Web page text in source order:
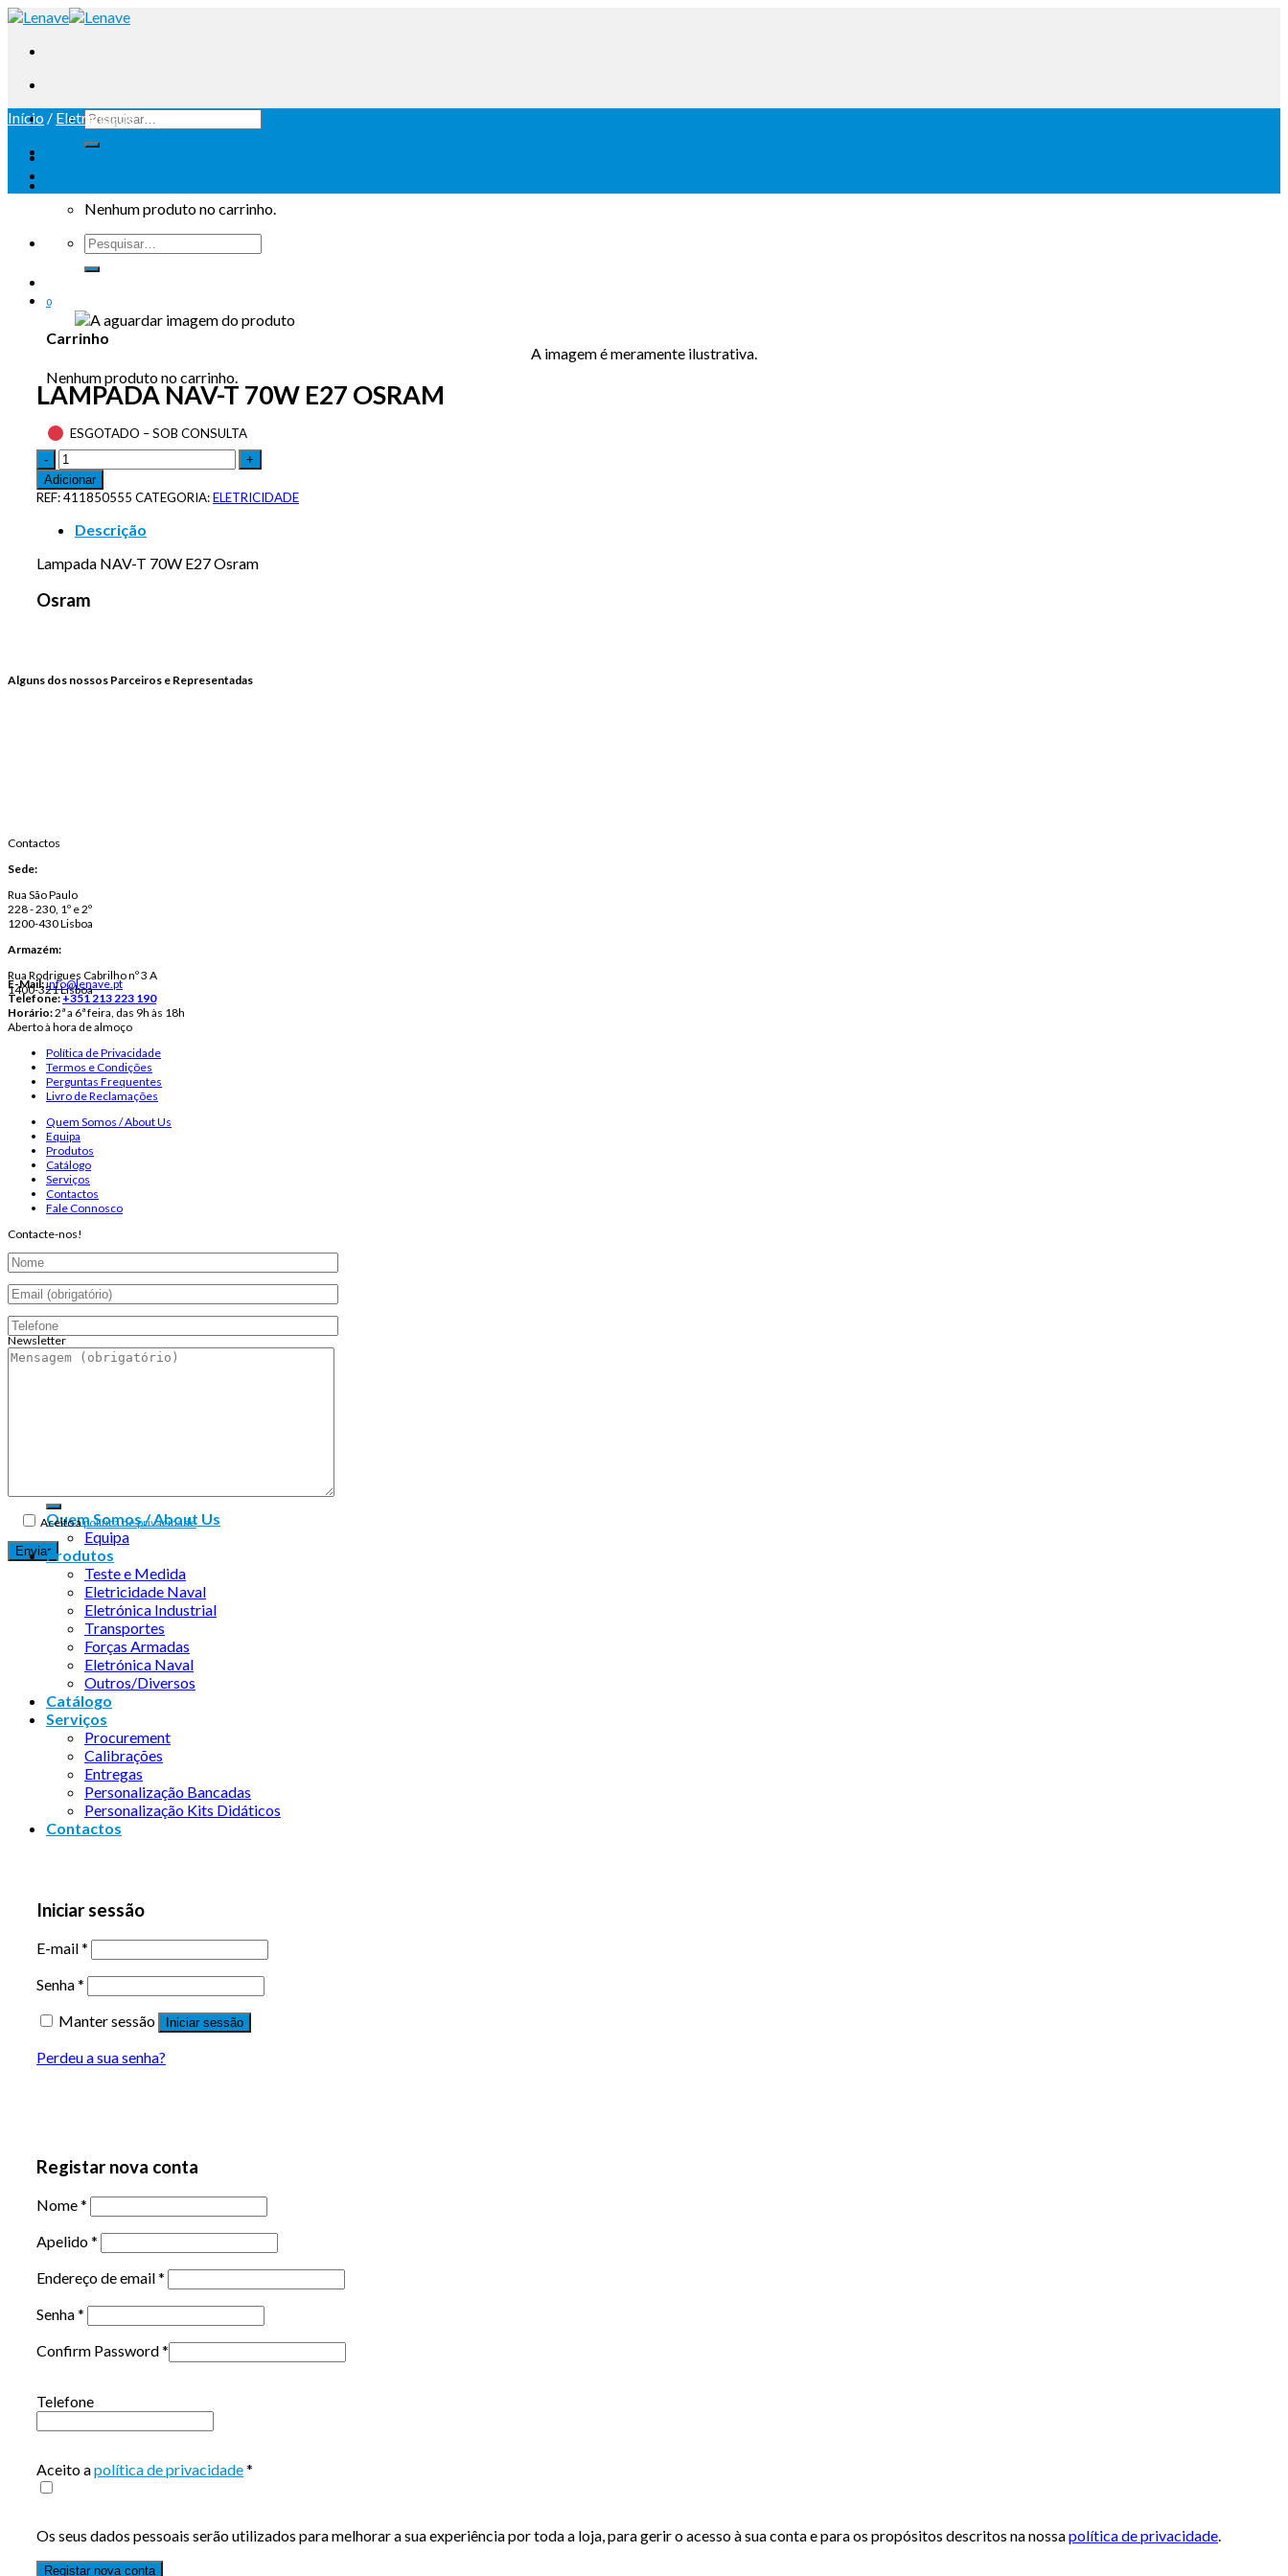
Nenhum produto no carrinho.
0
Carrinho
Nenhum produto no carrinho.
Início / Eletricidade
A imagem é meramente ilustrativa.
LAMPADA NAV-T 70W E27 OSRAM
ESGOTADO – SOB CONSULTA
Adicionar
REF:411850555 CATEGORIA:ELETRICIDADE
Descrição
Lampada NAV-T 70W E27 Osram
Osram
Alguns dos nossos Parceiros e Representadas
Contactos
Sede:
Rua São Paulo
228 - 230, 1º e 2º
1200-430 Lisboa
Armazém:
Rua Rodrigues Cabrilho nº 3 A
1400-321 Lisboa
E-Mail:info@lenave.pt
Telefone:+351 213 223 190
Horário:2ª a 6ª feira, das 9h às 18h
Aberto à hora de almoço
Política de Privacidade
Termos e Condições
Perguntas Frequentes
Livro de Reclamações
Quem Somos / About Us
Equipa
Produtos
Catálogo
Serviços
Contactos
Fale Connosco
Contacte-nos!
Aceito apolítica de privacidade
Newsletter
Endereço de email:
Quem Somos / About Us
Equipa
Produtos
Teste e Medida
Eletricidade Naval
Eletrónica Industrial
Transportes
Forças Armadas
Eletrónica Naval
Outros/Diversos
Catálogo
Serviços
Procurement
Calibrações
Entregas
Personalização Bancadas
Personalização Kits Didáticos
Contactos
Iniciar sessão
E-mail*
Senha*
Manter sessão
Iniciar sessão
Perdeu a sua senha?
Registar nova conta
Nome*
Apelido*
Endereço de email*
Senha*
Confirm Password*
Telefone
Aceito apolítica de privacidade*
Os seus dados pessoais serão utilizados para melhorar a sua experiência por toda a loja, para gerir o acesso à sua conta e para os propósitos descritos na nossapolítica de privacidade.
Registar nova conta